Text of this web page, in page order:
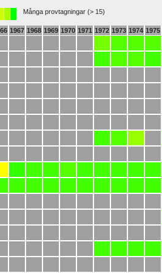
Många provtagningar (> 15)
1967 1968 1969 1970 1971 1972 1973 1974 1975